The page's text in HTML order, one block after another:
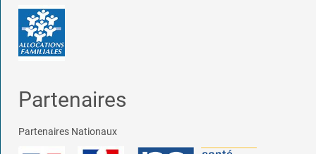
Partenaires
Partenaires Nationaux